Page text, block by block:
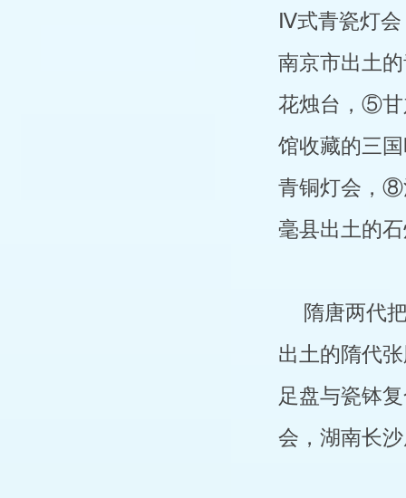
Ⅳ式青瓷灯
南京市出土
花烛台，⑤甘
馆收藏的三
青铜灯会，⑧
毫县出土的
隋唐两代
出土的隋代
足盘与瓷钵
会，湖南长